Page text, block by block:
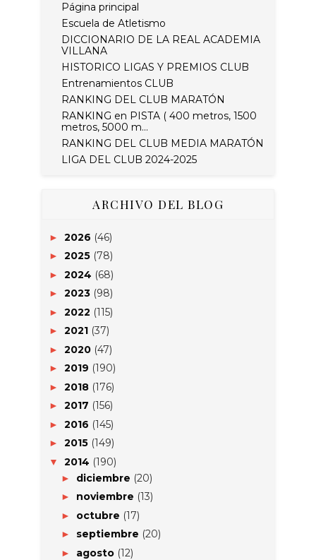
Página principal
Escuela de Atletismo
DICCIONARIO DE LA REAL ACADEMIA
VILLANA
HISTORICO LIGAS Y PREMIOS CLUB
Entrenamientos CLUB
RANKING DEL CLUB MARATÓN
RANKING en PISTA ( 400 metros, 1500
metros, 5000 m...
RANKING DEL CLUB MEDIA MARATÓN
LIGA DEL CLUB 2024-2025
ARCHIVO DEL BLOG
► 2026 (46)
► 2025 (78)
► 2024 (68)
► 2023 (98)
► 2022 (115)
► 2021 (37)
► 2020 (47)
► 2019 (190)
► 2018 (176)
► 2017 (156)
► 2016 (145)
► 2015 (149)
▼ 2014 (190)
► diciembre (20)
► noviembre (13)
► octubre (17)
► septiembre (20)
► agosto (12)